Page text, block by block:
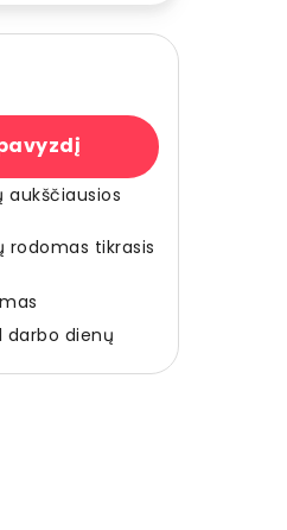
aukščiausios
rodomas tikrasis
darbo dienų